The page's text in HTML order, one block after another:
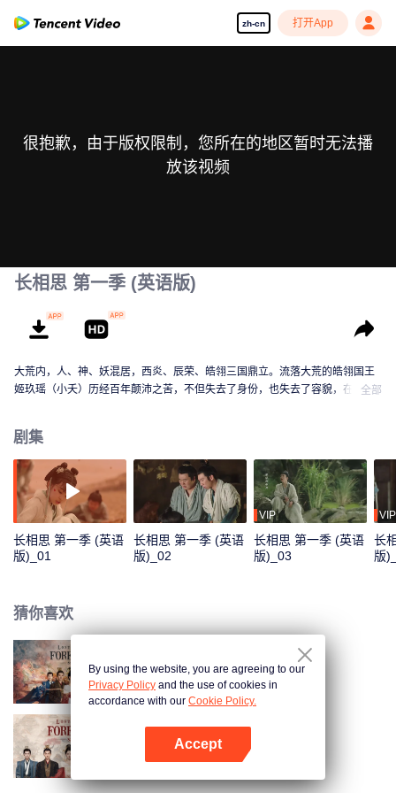
zh-cn 打开App
很抱歉，由于版权限制，您所在的地区暂时无法播
放该视频
长相思 第一季 (英语版)
大荒内，人、神、妖混居，西炎、辰荣、皓翎三国鼎立。流落大荒的皓翎国王
姬玖瑶（小夭）历经百年颠沛之苦，不但失去了身份，也失去了容貌，在清水
隐忍蛰伏，为了寻找小夭走遍大荒，来到清水镇。清水镇的日子平淡温馨，玟
小六意外救了垂危的青丘公子涂山璟，朝夕相处中二人情愫渐生；玟小六又与
九头妖相柳不打不相识，惺惺相惜结为知己。玟小六和玱玹相见不相识，几经
波折，才终与玱玹相认，恢复王姬身份。为了一统天下，玱玹舍私情要王座，
相柳守义战死、小夭帮助玱玹完成大业后，与涂山璟隐逸江湖。思而不得的玱
玹将所有精力都放在了治理国家上，因为他知道，只要天下太平，他的小夭就
能够幸福安康。
全部
剧集
长相思 第一季 (英语
版)_01
长相思 第一季 (英语
版)_02
VIP
长相思 第一季 (英语
版)_03
VIP
长
版
猜你喜欢
长相思 第一季
长相思 第二季
By using the website, you are agreeing to our
Privacy Policy and the use of cookies in
accordance with our Cookie Policy.
Accept